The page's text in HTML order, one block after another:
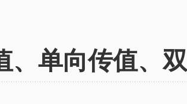
、单向传值、